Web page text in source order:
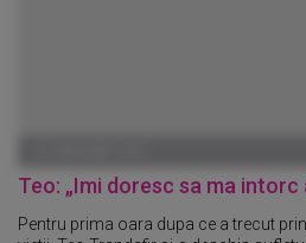
Teo: „Imi doresc sa ma intorc
Pentru prima oara dupa ce a trecut